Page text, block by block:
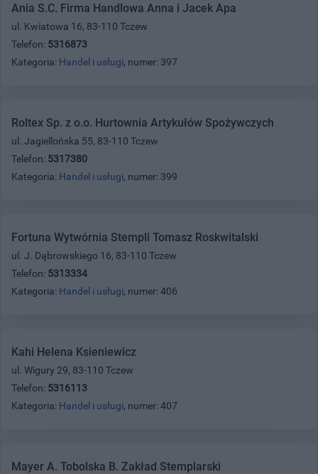
Ania S.C. Firma Handlowa Anna i Jacek Apa
ul. Kwiatowa 16, 83-110 Tczew
Telefon: 5316873
Kategoria: Handel i usługi, numer: 397
Roltex Sp. z o.o. Hurtownia Artykułów Spożywczych
ul. Jagiellońska 55, 83-110 Tczew
Telefon: 5317380
Kategoria: Handel i usługi, numer: 399
Fortuna Wytwórnia Stempli Tomasz Roskwitalski
ul. J. Dąbrowskiego 16, 83-110 Tczew
Telefon: 5313334
Kategoria: Handel i usługi, numer: 406
Kahi Helena Ksieniewicz
ul. Wigury 29, 83-110 Tczew
Telefon: 5316113
Kategoria: Handel i usługi, numer: 407
Mayer A. Tobolska B. Zakład Stemplarski